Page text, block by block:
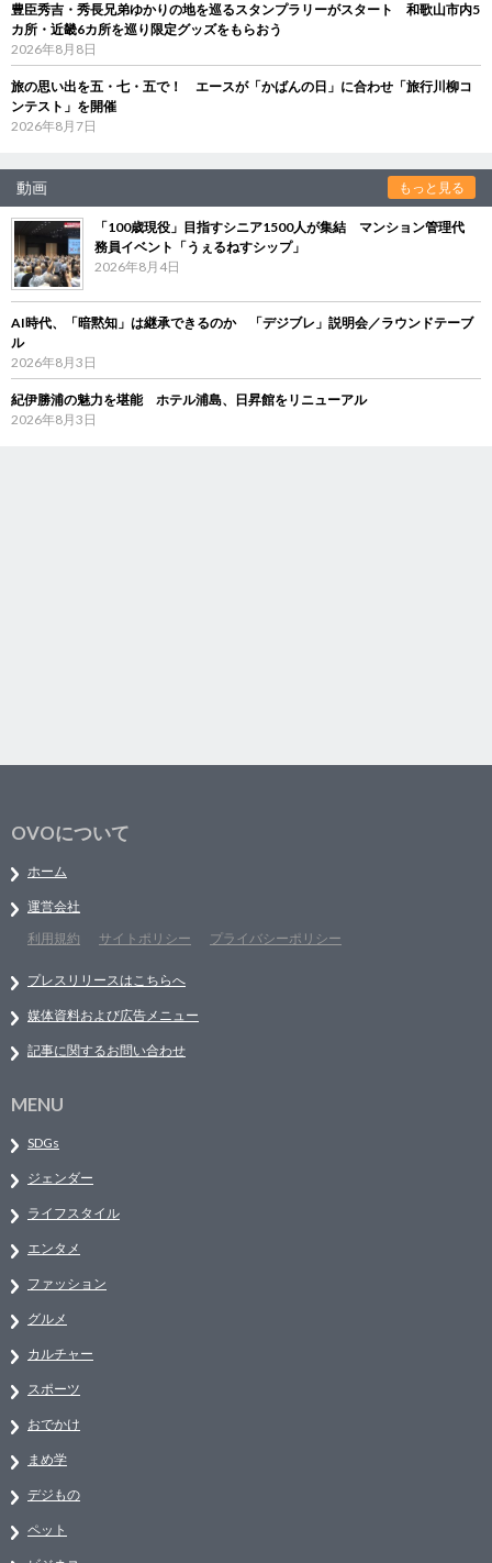
豊臣秀吉・秀長兄弟ゆかりの地を巡るスタンプラリーがスタート 和歌山市内5
カ所・近畿6カ所を巡り限定グッズをもらおう
2026年8月8日
旅の思い出を五・七・五で！ エースが「かばんの日」に合わせ「旅行川柳コ
ンテスト」を開催
2026年8月7日
動画 もっと見る
「100歳現役」目指すシニア1500人が集結 マンション管理代
務員イベント「うぇるねすシップ」
2026年8月4日
AI時代、「暗黙知」は継承できるのか 「デジブレ」説明会／ラウンドテーブ
ル
2026年8月3日
紀伊勝浦の魅力を堪能 ホテル浦島、日昇館をリニューアル
2026年8月3日
OVOについて
ホーム
運営会社
利用規約
サイトポリシー プライバシーポリシー
プレスリリースはこちらへ
媒体資料および広告メニュー
記事に関するお問い合わせ
MENU
SDGs
ジェンダー
ライフスタイル
エンタメ
ファッション
グルメ
カルチャー
スポーツ
おでかけ
まめ学
デジもの
ペット